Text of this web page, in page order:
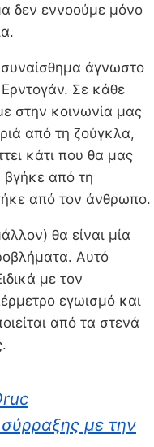
δεν εννοούμε μόνο
συναίσθημα άγνωστο
Σε κάθε
στην κοινωνία μας
από τη ζούγκλα,
κάτι που θα μας
από τη
από τον άνθρωπο.
θα είναι μία
Αυτό
με τον
εγωισμό και
από τα στενά
με την